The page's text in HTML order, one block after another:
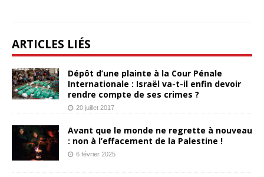
ARTICLES LIÉS
Dépôt d’une plainte à la Cour Pénale
Internationale : Israël va-t-il enfin devoir
rendre compte de ses crimes ?
20 juillet 2017
Avant que le monde ne regrette à nouveau
: non à l’effacement de la Palestine !
6 février 2025